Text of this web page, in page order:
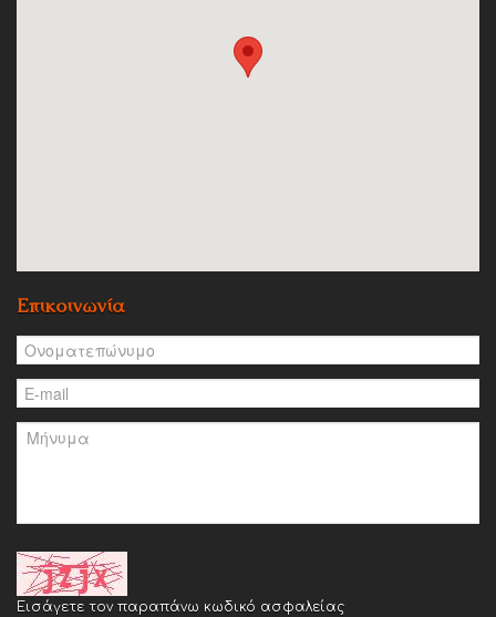
Επικοινωνία
Εισάγετε τον παραπάνω κωδικό ασφαλείας